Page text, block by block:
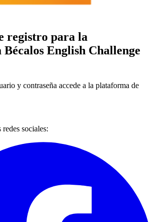
registro para la
English Challenge
y contraseña accede a la plataforma de
redes sociales: